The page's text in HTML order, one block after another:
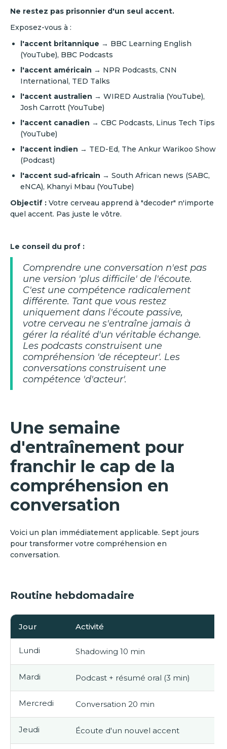
Ne restez pas prisonnier d'un seul accent.
Exposez-vous à :
l'accent britannique → BBC Learning English
(YouTube), BBC Podcasts
l'accent américain → NPR Podcasts, CNN
International, TED Talks
l'accent australien → WIRED Australia (YouTube),
Josh Carrott (YouTube)
l'accent canadien → CBC Podcasts, Linus Tech Tips
(YouTube)
l'accent indien → TED-Ed, The Ankur Warikoo Show
(Podcast)
l'accent sud-africain → South African news (SABC,
eNCA), Khanyi Mbau (YouTube)
Objectif : Votre cerveau apprend à "decoder" n'importe
quel accent. Pas juste le vôtre.
Le conseil du prof :
Comprendre une conversation n'est pas
une version 'plus difficile' de l'écoute.
C'est une compétence radicalement
différente. Tant que vous restez
uniquement dans l'écoute passive,
votre cerveau ne s'entraîne jamais à
gérer la réalité d'un véritable échange.
Les podcasts construisent une
compréhension 'de récepteur'. Les
conversations construisent une
compétence 'd'acteur'.
Une semaine
d'entraînement pour
franchir le cap de la
compréhension en
conversation
Voici un plan immédiatement applicable. Sept jours
pour transformer votre compréhension en
conversation.
Routine hebdomadaire
Jour Activité
Lundi Shadowing 10 min
Mardi Podcast + résumé oral (3 min)
Mercredi Conversation 20 min
Jeudi Écoute d'un nouvel accent